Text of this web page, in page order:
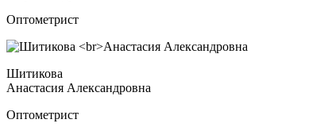
Оптометрист
Шитикова
Анастасия Александровна
Оптометрист